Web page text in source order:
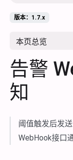
版本：1.7.x
本页总览
告警
知
阈值触发后发
WebHook接口